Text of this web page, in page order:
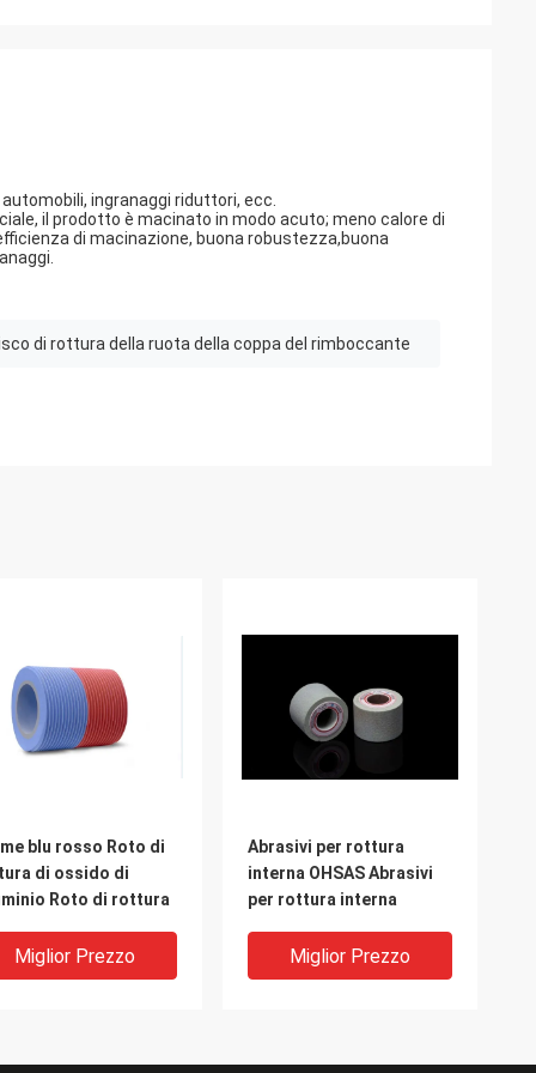
ingranaggi riduttori, ecc.
il prodotto è macinato in modo acuto; meno calore di
di macinazione, buona robustezza,buona
di rottura della ruota della coppa del rimboccante
blu rosso Roto di
di ossido di
Roto di rottura
Miglior Prezzo
Abrasivi per rottura
interna OHSAS Abrasivi
per rottura interna
Miglior Prezzo